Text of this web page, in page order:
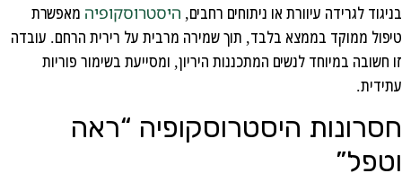
בניגוד לגרידה עיוורת או ניתוחים רחבים, היסטרוסקופיה מאפשרת
טיפול ממוקד בממצא בלבד, תוך שמירה מרבית על רירית הרחם. עובדה
זו חשובה במיוחד לנשים המתכננות היריון, ומסייעת בשימור פוריות
עתידית.
חסרונות היסטרוסקופיה “ראה
וטפל”